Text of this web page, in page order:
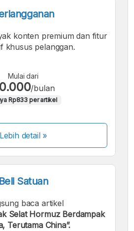
konten premium dan fitur
khusus pelanggan.
Mulai dari
/bulan
Rp833 per artikel
Lebih detail »
Beli Satuan
baca artikel
Selat Hormuz Berdampak
Terutama China”.